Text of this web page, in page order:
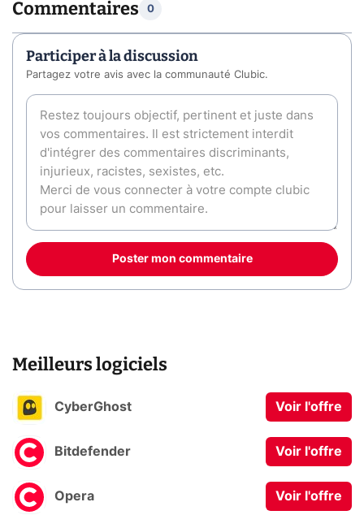
Commentaires 0
Participer à la discussion
Partagez votre avis avec la communauté Clubic.
Poster mon commentaire
Meilleurs logiciels
CyberGhost Voir l'offre
Bitdefender Voir l'offre
Opera Voir l'offre